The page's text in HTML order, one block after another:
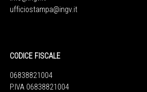
ufficiostampa@ingv.it
CODICE FISCALE
06838821004
P.IVA 06838821004